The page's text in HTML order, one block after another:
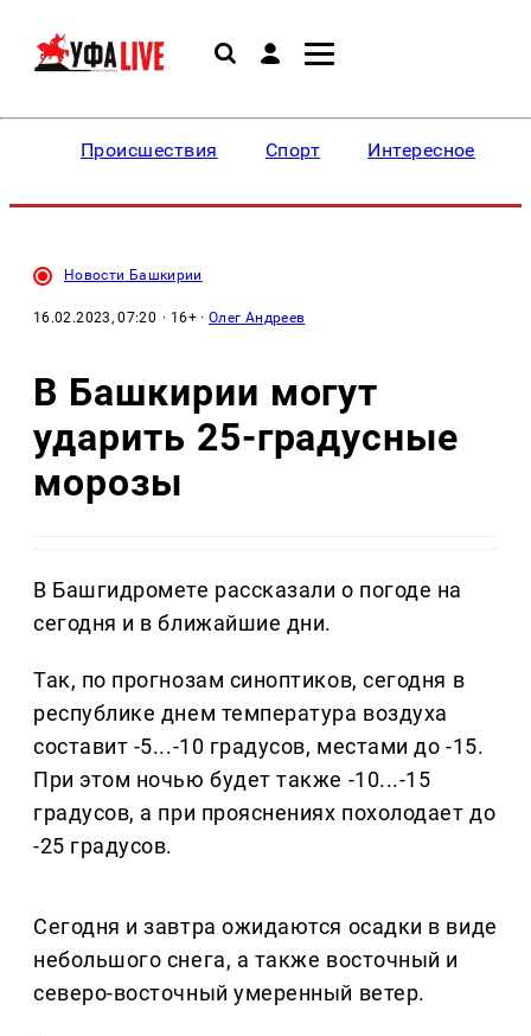
Происшествия Спорт Интересное
Новости Башкирии
16.02.2023, 07:20 · 16+ ·Олег Андреев
В Башкирии могут
ударить 25-градусные
морозы
В Башгидромете рассказали о погоде на
сегодня и в ближайшие дни.
Так, по прогнозам синоптиков, сегодня в
республике днем температура воздуха
составит -5...-10 градусов, местами до -15.
При этом ночью будет также -10...-15
градусов, а при прояснениях похолодает до
-25 градусов.
Сегодня и завтра ожидаются осадки в виде
небольшого снега, а также восточный и
северо-восточный умеренный ветер.